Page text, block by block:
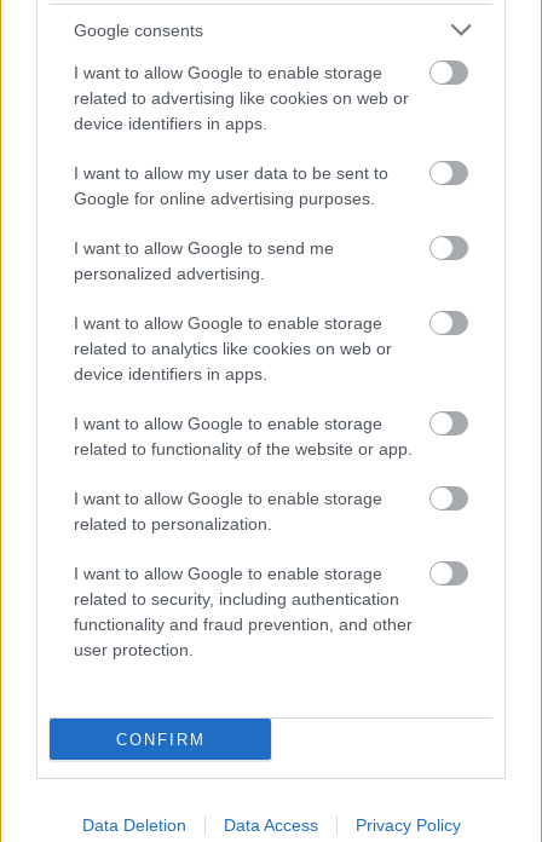
Google consents
I want to allow Google to enable storage
related to advertising like cookies on web or
device identifiers in apps.
I want to allow my user data to be sent to
Google for online advertising purposes.
I want to allow Google to send me
personalized advertising.
I want to allow Google to enable storage
related to analytics like cookies on web or
device identifiers in apps.
I want to allow Google to enable storage
related to functionality of the website or app.
I want to allow Google to enable storage
related to personalization.
I want to allow Google to enable storage
related to security, including authentication
functionality and fraud prevention, and other
user protection.
CONFIRM
Data Deletion Data Access Privacy Policy
ΜΠΕΙΤΕ ΣΤΗ ΣΥΖΗΤΗΣΗ
Loading...
Προσθήκη Σχολίου
ΣΗΜΕΡΑ ΣΤΟ IATRONET.GR